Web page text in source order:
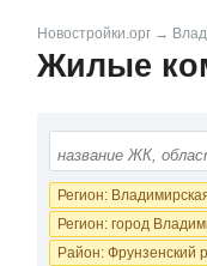
Новостройки.орг →
Жилые
Регион:
Регион: город
Район: Фрунзенский